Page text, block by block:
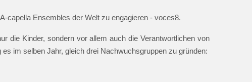
capella Ensembles der Welt zu engagieren - voces8.
die Kinder, sondern vor allem auch die Verantwortlichen von
im selben Jahr, gleich drei Nachwuchsgruppen zu gründen: